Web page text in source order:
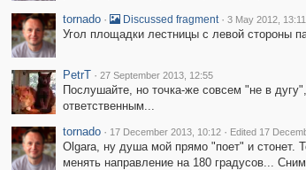
tornado · Discussed fragment · 3 May 2012, 13:11
Угол площадки лестницы с левой стороны
PetrT · 27 September 2013, 12:55
Послушайте, но точка-же совсем "не в
ответственным...
tornado · 17 December 2013, 10:12 · Edited 17
Olgara, ну душа мой прямо "поет" и стонет.
менять направление на 180 градусов...